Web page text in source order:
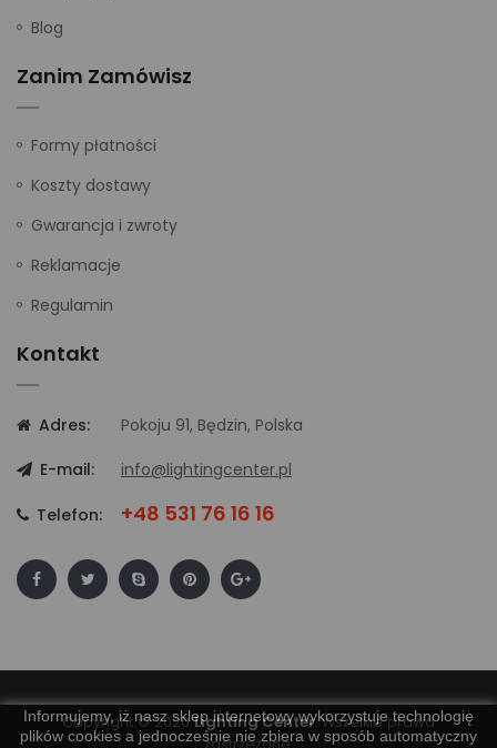
Informujemy, iż nasz sklep internetowy wykorzystuje technologię
plików cookies a jednocześnie nie zbiera w sposób automatyczny
Blog
Zanim Zamówisz
Formy płatności
Koszty dostawy
Gwarancja i zwroty
Reklamacje
Regulamin
Kontakt
Adres:
Pokoju 91, Będzin, Polska
E-mail:
info@lightingcenter.pl
Telefon: +48 531 76 16 16
Copyright © 2020Lighting Center. Wszelkie prawa